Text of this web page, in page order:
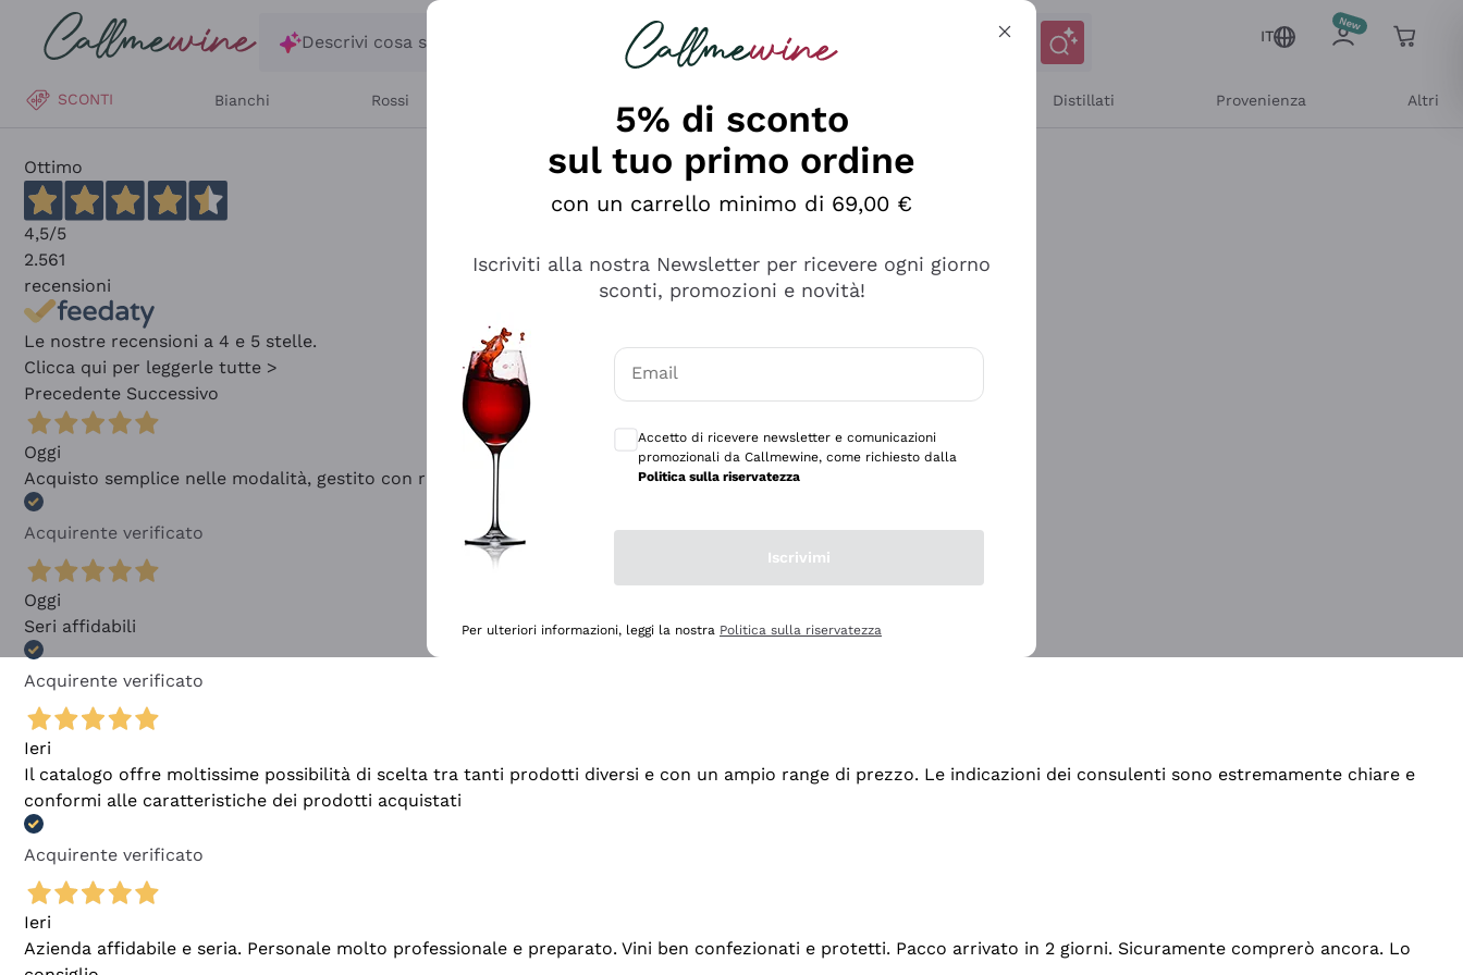
Salta al contenuto principale
Descrivi cosa stai cercando
IT
SCONTI Bianchi Rossi Distillati Provenienza Altri
Ottimo
4,5/5
2.561
recensioni
Le nostre recensioni a 4 e 5 stelle.
Clicca qui per leggerle tutte >
Precedente Successivo
Oggi
Acquisto semplice nelle modalità, gestito con rapidità e professionalità
Acquirente verificato
Oggi
Seri affidabili
Acquirente verificato
Ieri
Il catalogo offre moltissime possibilità di scelta tra tanti prodotti diversi e con un ampio range di prezzo. Le indicazioni dei consulenti sono estremamente chiare e
conformi alle caratteristiche dei prodotti acquistati
Acquirente verificato
Ieri
Azienda affidabile e seria. Personale molto professionale e preparato. Vini ben confezionati e protetti. Pacco arrivato in 2 giorni. Sicuramente comprerò ancora. Lo
5% di sconto
sul tuo primo ordine
con un carrello minimo di 69,00 €
Iscriviti alla nostra Newsletter per ricevere ogni giorno
sconti, promozioni e novità!
Email
Accetto di ricevere newsletter e comunicazioni
promozionali da Callmewine, come richiesto dalla
Politica sulla riservatezza
Iscrivimi
Per ulteriori informazioni, leggi la nostra Politica sulla riservatezza